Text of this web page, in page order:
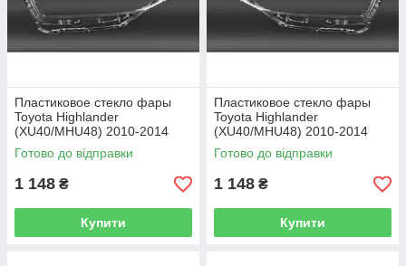
Пластиковое стекло фары
Toyota Highlander
(XU40/MHU48) 2010-2014
левое (водительское)
Готово до відправки
1 148 ₴
Купити
Пластиковое стекло фары
Toyota Highlander
(XU40/MHU48) 2010-2014
правое (пассажирское)
Готово до відправки
1 148 ₴
Купити